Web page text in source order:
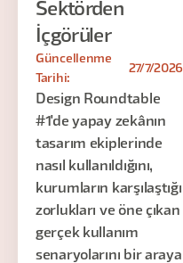
Sektörden
İçgörüler
Güncellenme
Tarihi:
27/7/2026
Design Roundtable
#1'de yapay zekânın
tasarım ekiplerinde
nasıl kullanıldığını,
kurumların karşılaştığı
zorlukları ve öne çıkan
gerçek kullanım
senaryolarını bir araya